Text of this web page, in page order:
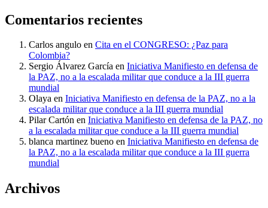
Comentarios recientes
Carlos angulo en Cita en el CONGRESO: ¿Paz para
Colombia?
Sergio Álvarez García en Iniciativa Manifiesto en defensa de
la PAZ, no a la escalada militar que conduce a la III guerra
mundial
Olaya en Iniciativa Manifiesto en defensa de la PAZ, no a la
escalada militar que conduce a la III guerra mundial
Pilar Cartón en Iniciativa Manifiesto en defensa de la PAZ, no
a la escalada militar que conduce a la III guerra mundial
blanca martinez bueno en Iniciativa Manifiesto en defensa de
la PAZ, no a la escalada militar que conduce a la III guerra
mundial
Archivos